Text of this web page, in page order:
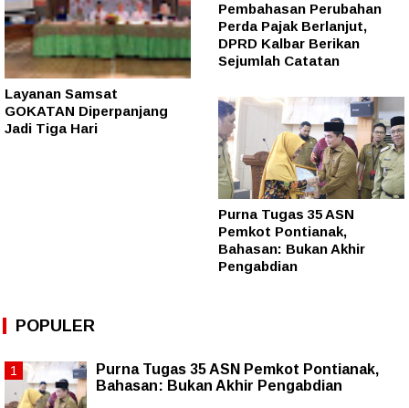
Layanan Samsat
GOKATAN Diperpanjang
Jadi Tiga Hari
Pembahasan Perubahan
Perda Pajak Berlanjut,
DPRD Kalbar Berikan
Sejumlah Catatan
Purna Tugas 35 ASN
Pemkot Pontianak,
Bahasan: Bukan Akhir
Pengabdian
POPULER
Purna Tugas 35 ASN Pemkot Pontianak,
Bahasan: Bukan Akhir Pengabdian